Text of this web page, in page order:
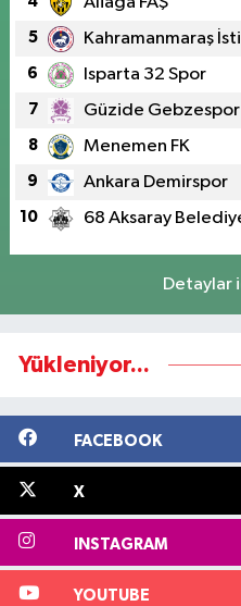
5 Kahramanmaraş
6 Isparta 32 Spor
7 Güzide Gebzespor
8 Menemen FK
9 Ankara Demirspor
10 68 Aksaray
Detaylar
Yükleniyor...
FACEBOOK
X
INSTAGRAM
YOUTUBE